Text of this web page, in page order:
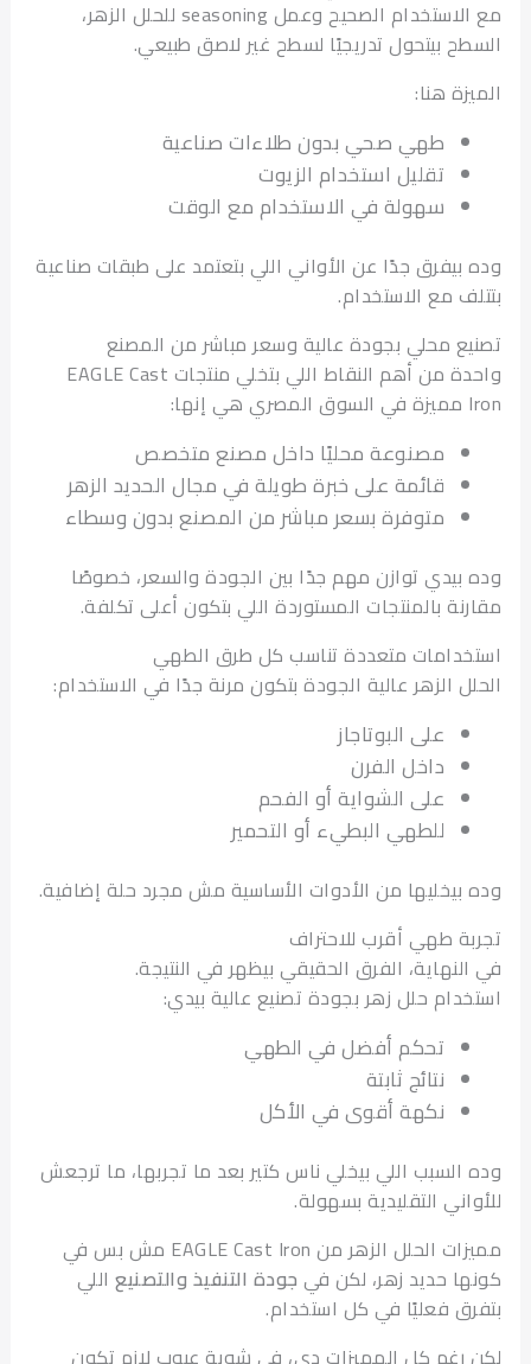
مع الاستخدام الصحيح وعمل seasoning للحلل الزهر،
بيتحول تدريجيًا لسطح غير لاصق طبيعي.
هنا:
طهي صحي بدون طلاءات صناعية
تقليل استخدام الزيوت
سهولة في الاستخدام مع الوقت
جدًا عن الأواني اللي بتعتمد على طبقات صناعية
مع الاستخدام.
محلي بجودة عالية وسعر مباشر من المصنع
واحدة من أهم النقاط اللي بتخلي منتجات EAGLE Cast
مصنوعة محليًا داخل مصنع متخصص
قائمة على خبرة طويلة في مجال الحديد الزهر
متوفرة بسعر مباشر من المصنع بدون وسطاء
توازن مهم جدًا بين الجودة والسعر، خصوصًا
بالمنتجات المستوردة اللي بتكون أعلى تكلفة.
متعددة تناسب كل طرق الطهي
الزهر عالية الجودة بتكون مرنة جدًا في الاستخدام:
على البوتاجاز
داخل الفرن
على الشواية أو الفحم
للطهي البطيء أو التحمير
من الأدوات الأساسية مش مجرد حلة إضافية.
طهي أقرب للاحتراف
الفرق الحقيقي بيظهر في النتيجة.
حلل زهر بجودة تصنيع عالية بيدي:
تحكم أفضل في الطهي
نتائج ثابتة
نكهة أقوى في الأكل
اللي بيخلي ناس كتير بعد ما تجربها، ما ترجعش
التقليدية بسهولة.
مميزات الحلل الزهر من EAGLE Cast Iron مش بس في
حديد زهر، لكن فيجودة التنفيذ والتصنيعاللي
فعليًا في كل استخدام.